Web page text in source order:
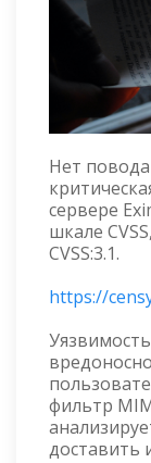
Нет
сервере
шкале
CVSS:3.1.
https://
фильтр
доставить